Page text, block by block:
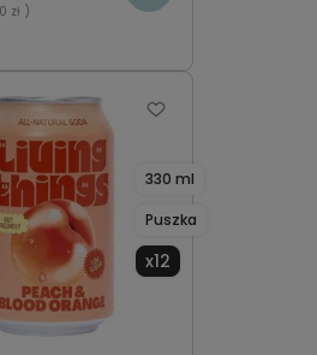
zł )
330 ml
Puszka
x12